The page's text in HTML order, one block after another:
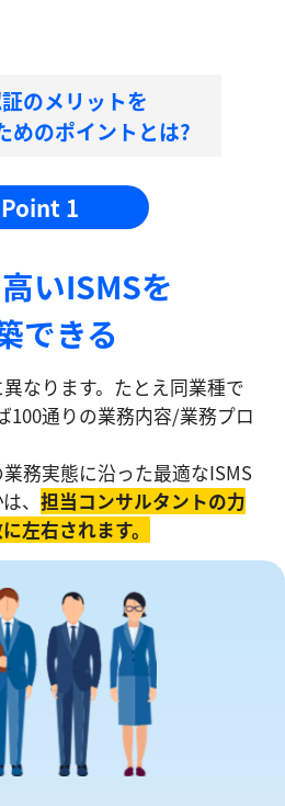
のメリットを
めのポイントとは?
Point 1
いISMSを
できる
なります。たとえ同業種で
100通りの業務内容/業務プロ
務実態に沿った最適なISMS
、担当コンサルタントの⼒
左右されます。